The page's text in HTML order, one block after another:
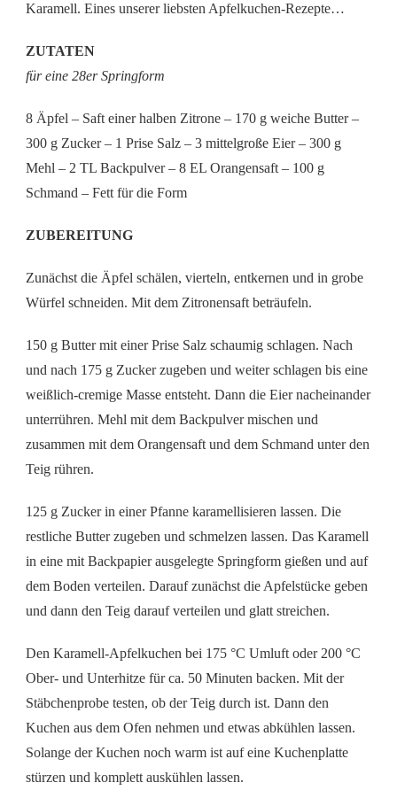
Karamell. Eines unserer liebsten Apfelkuchen-Rezepte…
ZUTATEN
für eine 28er Springform
8 Äpfel – Saft einer halben Zitrone – 170 g weiche Butter –
300 g Zucker – 1 Prise Salz – 3 mittelgroße Eier – 300 g
Mehl – 2 TL Backpulver – 8 EL Orangensaft – 100 g
Schmand – Fett für die Form
ZUBEREITUNG
Zunächst die Äpfel schälen, vierteln, entkernen und in grobe
Würfel schneiden. Mit dem Zitronensaft beträufeln.
150 g Butter mit einer Prise Salz schaumig schlagen. Nach
und nach 175 g Zucker zugeben und weiter schlagen bis eine
weißlich-cremige Masse entsteht. Dann die Eier nacheinander
unterrühren. Mehl mit dem Backpulver mischen und
zusammen mit dem Orangensaft und dem Schmand unter den
Teig rühren.
125 g Zucker in einer Pfanne karamellisieren lassen. Die
restliche Butter zugeben und schmelzen lassen. Das Karamell
in eine mit Backpapier ausgelegte Springform gießen und auf
dem Boden verteilen. Darauf zunächst die Apfelstücke geben
und dann den Teig darauf verteilen und glatt streichen.
Den Karamell-Apfelkuchen bei 175 °C Umluft oder 200 °C
Ober- und Unterhitze für ca. 50 Minuten backen. Mit der
Stäbchenprobe testen, ob der Teig durch ist. Dann den
Kuchen aus dem Ofen nehmen und etwas abkühlen lassen.
Solange der Kuchen noch warm ist auf eine Kuchenplatte
stürzen und komplett auskühlen lassen.